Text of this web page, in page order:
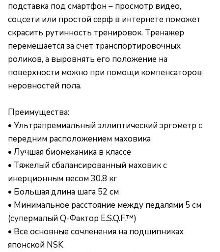
подставка под смартфон – просмотр видео,
соцсети или простой серф в интернете поможет
скрасить рутинность тренировок. Тренажер
перемещается за счет транспортировочных
роликов, а выровнять его положение на
поверхности можно при помощи компенсаторов
неровностей пола.
Преимущества:
• Ультрапремиальный эллиптический эргометр с
передним расположением маховика
• Лучшая биомеханика в классе
• Тяжелый сбалансированный маховик с
инерционным весом 30.8 кг
• Большая длина шага 52 см
• Минимальное расстояние между педалями 5 см
(супермалый Q-Фактор E.S.Q.F.™)
• Все основные сочленения на подшипниках
японской NSK